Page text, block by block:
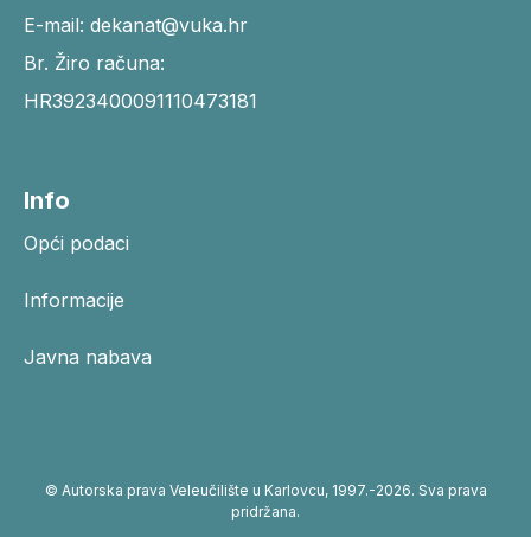
E-mail: dekanat@vuka.hr
Br. Žiro računa:
HR3923400091110473181
Info
Opći podaci
Informacije
Javna nabava
© Autorska prava Veleučilište u Karlovcu, 1997.-2026. Sva prava
pridržana.